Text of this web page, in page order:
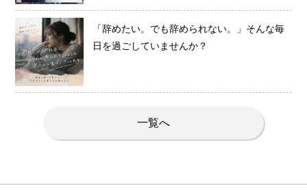
「辞めたい。でも辞められない。」そんな毎
日を過ごしていませんか？
一覧へ